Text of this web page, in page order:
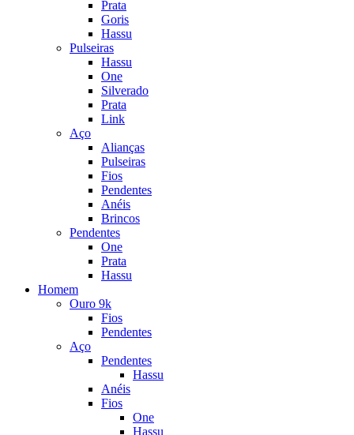
Prata
Goris
Hassu
Pulseiras
Hassu
One
Silverado
Prata
Link
Aço
Alianças
Pulseiras
Fios
Pendentes
Anéis
Brincos
Pendentes
One
Prata
Hassu
Homem
Ouro 9k
Fios
Pendentes
Aço
Pendentes
Hassu
Anéis
Fios
One
Hassu